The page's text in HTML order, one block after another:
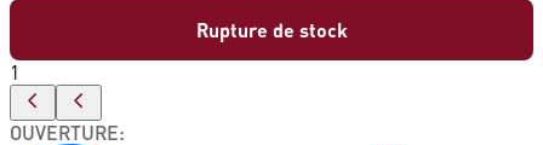
Rupture de stock
1
OUVERTURE: